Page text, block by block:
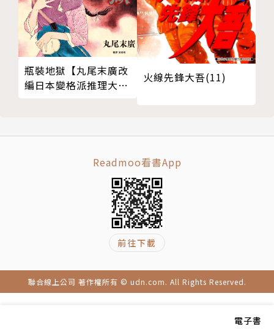
電子書
瓶裝地獄【丸尾末廣改
編日本變格派推理大師
火線先鋒大吾(11)
Readmoo看書App
前往下載
聯合線上公司 著作權所有 © udn.com. All Rights Reserved.